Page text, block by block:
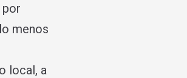
por
menos
local, a